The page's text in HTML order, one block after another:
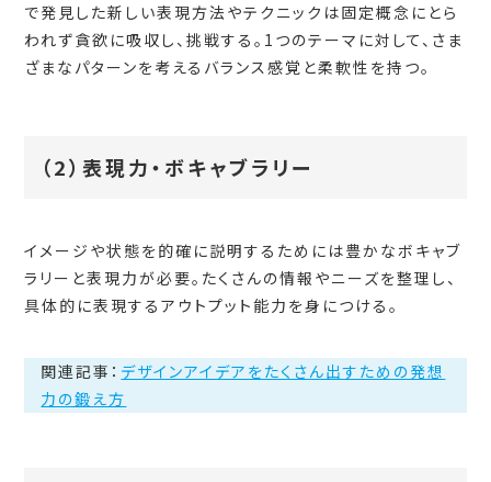
で発見した新しい表現方法やテクニックは固定概念にとら
われず貪欲に吸収し、挑戦する。1つのテーマに対して、さま
ざまなパターンを考えるバランス感覚と柔軟性を持つ。
（2）表現力・ボキャブラリー
イメージや状態を的確に説明するためには豊かなボキャブ
ラリーと表現力が必要。たくさんの情報やニーズを整理し、
具体的に表現するアウトプット能力を身につける。
関連記事： デザインアイデアをたくさん出すための発想
力の鍛え方